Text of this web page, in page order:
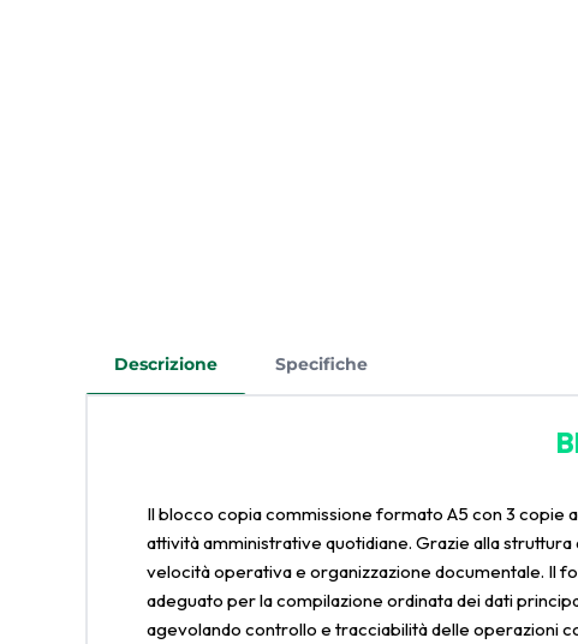
Descrizione Specifiche
Il blocco copia commissione formato A5 con 3 copie
attività amministrative quotidiane. Grazie alla
velocità operativa e organizzazione documentale. Il
adeguato per la compilazione ordinata dei dati
agevolando controllo e tracciabilità delle operazioni